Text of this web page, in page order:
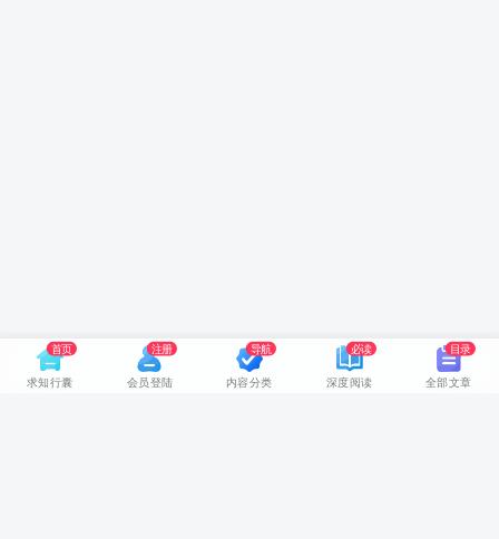
求知行囊
首页
会员登陆
注册
内容分类
导航
深度阅读
必读
全部文章
目录